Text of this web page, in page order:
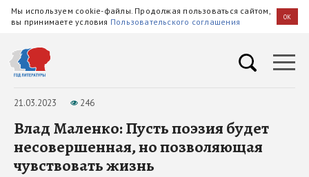
Мы используем cookie-файлы. Продолжая пользоваться сайтом,
вы принимаете условия Пользовательского соглашения OK
21.03.2023 246
Влад Маленко: Пусть поэзия будет
несовершенная, но позволяющая
чувствовать жизнь